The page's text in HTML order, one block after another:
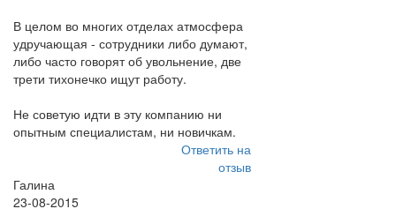
В целом во многих отделах атмосфера
удручающая - сотрудники либо думают,
либо часто говорят об увольнение, две
трети тихонечко ищут работу.
Не советую идти в эту компанию ни
опытным специалистам, ни новичкам.
Ответить на
отзыв
Галина
23-08-2015